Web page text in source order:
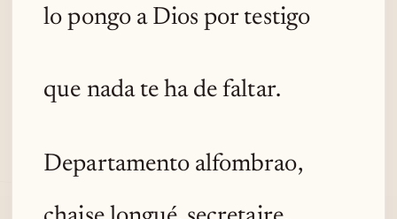
lo pongo a Dios por testigo
que nada te ha de faltar.
Departamento alfombrao,